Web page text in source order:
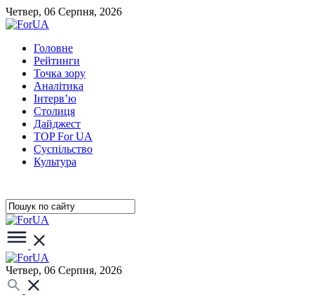
Четвер, 06 Серпня, 2026
Головне
Рейтинги
Точка зору
Аналітика
Інтерв’ю
Столиця
Дайджест
TOP For UA
Суспiльство
Культура
Четвер, 06 Серпня, 2026